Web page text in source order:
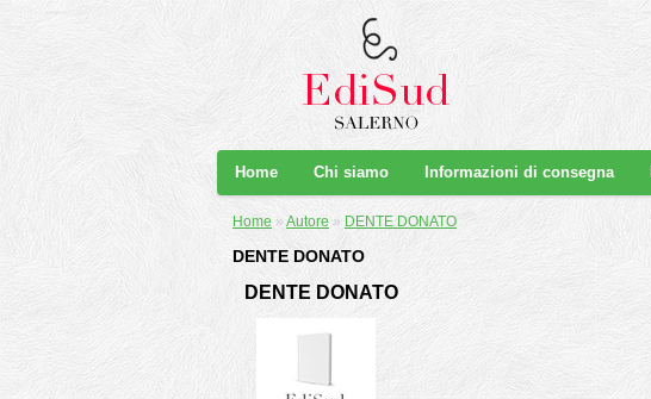
Home Chi siamo Informazioni di consegna
Home » Autore » DENTE DONATO
DENTE DONATO
DENTE DONATO